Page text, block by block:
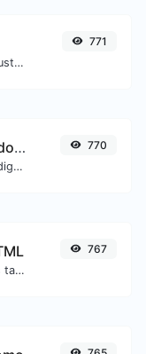
Generate passwords with custom length and custom settings.
771
Formatador/embelezador de SQL
Formate e embeleze seu código SQL com facilidade.
770
Remova facilmente todas as tags HTML de um bloco de texto.
767